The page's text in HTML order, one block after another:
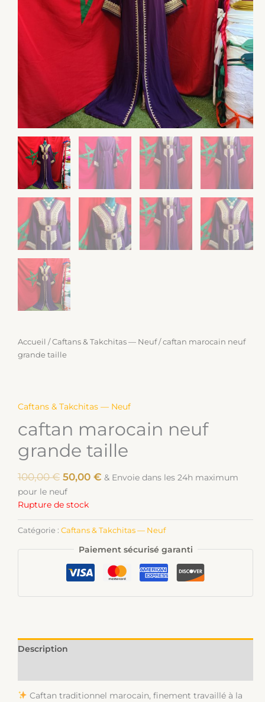
Accueil /Caftans & Takchitas — Neuf/ caftan marocain neuf
grande taille
Caftans & Takchitas — Neuf
caftan marocain neuf
grande taille
100,00€ 50,00 € & Envoie dans les 24h maximum
pour le neuf
Rupture de stock
Catégorie : Caftans & Takchitas — Neuf
Paiement sécurisé garanti
Description
Caftan traditionnel marocain, finement travaillé à la